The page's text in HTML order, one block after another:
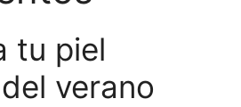
tu piel
verano